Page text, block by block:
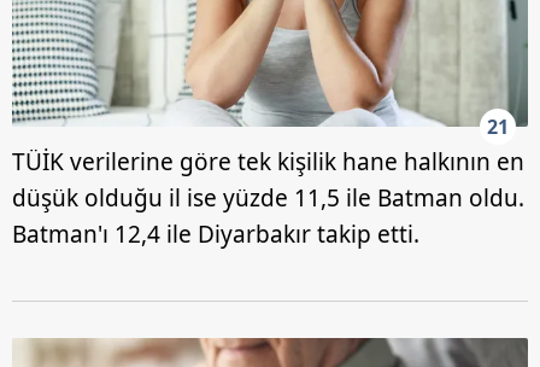
21
TÜİK verilerine göre tek kişilik hane halkının en
düşük olduğu il ise yüzde 11,5 ile Batman oldu.
Batman'ı 12,4 ile Diyarbakır takip etti.